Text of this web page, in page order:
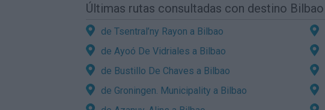
Últimas rutas consultadas con destino Bilbao
de Tsentral’ny Rayon a Bilbao
de Ayoó De Vidriales a Bilbao
de Bustillo De Chaves a Bilbao
de Groningen. Municipality a Bilbao